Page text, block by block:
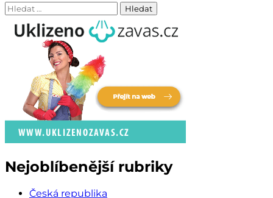
Vyhledávání
Nejoblíbenější rubriky
Česká republika